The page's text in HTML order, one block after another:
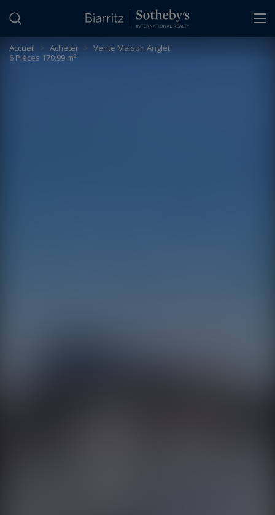
Accueil > Acheter > Vente Maison Anglet
6 Pièces 170.99 m²